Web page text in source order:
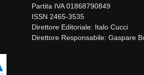
Partita IVA 01868790849
ISSN 2465-3535
Direttore Editoriale: Italo Cucci
Direttore Responsabile: Gaspare